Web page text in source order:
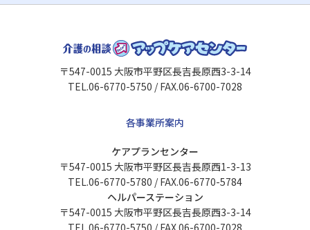
〒547-0015 大阪市平野区長吉長原西3-3-14
TEL.06-6770-5750 / FAX.06-6700-7028
各事業所案内
ケアプランセンター
〒547-0015 大阪市平野区長吉長原西1-3-13
TEL.06-6770-5780 / FAX.06-6770-5784
ヘルパーステーション
〒547-0015 大阪市平野区長吉長原西3-3-14